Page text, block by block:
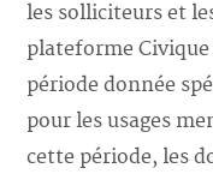
les solliciteurs et
plateforme
période donnée
pour les usages
cette période, les